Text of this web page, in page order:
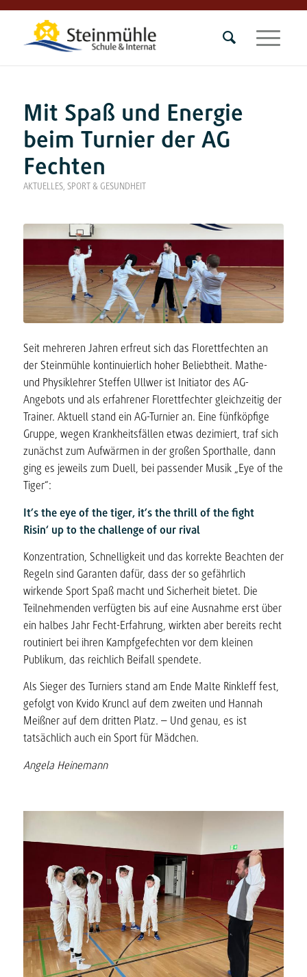
Mit Spaß und Energie
beim Turnier der AG
Fechten
AKTUELLES, SPORT & GESUNDHEIT
Seit mehreren Jahren erfreut sich das Florettfechten an
der Steinmühle kontinuierlich hoher Beliebtheit. Mathe-
und Physiklehrer Steffen Ullwer ist Initiator des AG-
Angebots und als erfahrener Florettfechter gleichzeitig der
Trainer. Aktuell stand ein AG-Turnier an. Eine fünfköpfige
Gruppe, wegen Krankheitsfällen etwas dezimiert, traf sich
zunächst zum Aufwärmen in der großen Sporthalle, dann
ging es jeweils zum Duell, bei passender Musik „Eye of the
Tiger“:
It’s the eye of the tiger, it’s the thrill of the fight
Risin‘ up to the challenge of our rival
Konzentration, Schnelligkeit und das korrekte Beachten der
Regeln sind Garanten dafür, dass der so gefährlich
wirkende Sport Spaß macht und Sicherheit bietet. Die
Teilnehmenden verfügten bis auf eine Ausnahme erst über
ein halbes Jahr Fecht-Erfahrung, wirkten aber bereits recht
routiniert bei ihren Kampfgefechten vor dem kleinen
Publikum, das reichlich Beifall spendete.
Als Sieger des Turniers stand am Ende Malte Rinkleff fest,
gefolgt von Kvido Kruncl auf dem zweiten und Hannah
Meißner auf dem dritten Platz. – Und genau, es ist
tatsächlich auch ein Sport für Mädchen.
Angela Heinemann